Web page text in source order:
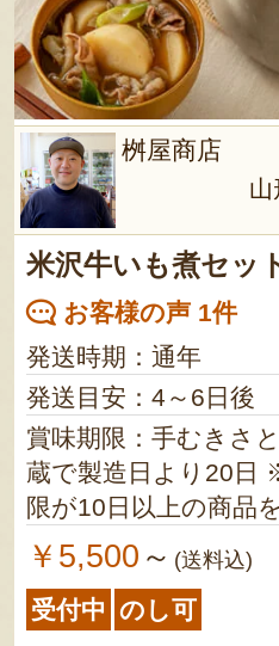
桝屋商店
山
米沢牛いも煮セッ
お客様の声 1件
発送時期：通年
発送目安：4～6日後
賞味期限：手むきさ
蔵で製造日より20日
限が10日以上の商品
す 米沢牛／冷蔵で発送日より4
日 こんにゃく／冷蔵で発送日
より1週間 長ねぎ／商品到着
￥5,500 ～ (送料込)
受付中 のし可